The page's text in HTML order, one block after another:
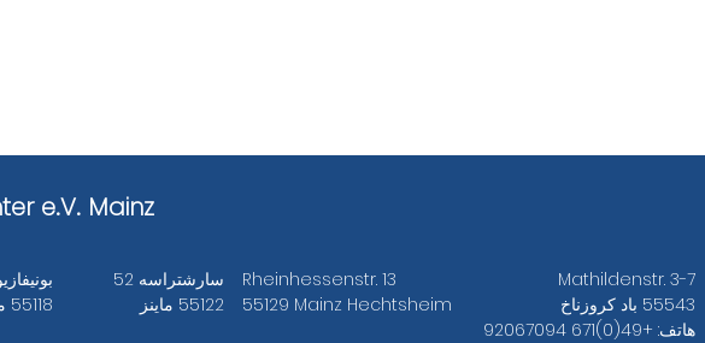
e.V. Mainz
سارشتراسه 52
55122 ماينز
55118 ماينز
Rheinhessenstr. 13
55129 Mainz Hechtsheim
Mathildenstr. 3-7
55543 باد كروزناخ
هاتف: +49(0)671 92067094